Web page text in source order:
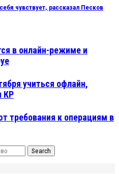
чувствует, рассказал Песков
в онлайн-режиме и
учиться офлайн,
КР
требования к операциям в
Search